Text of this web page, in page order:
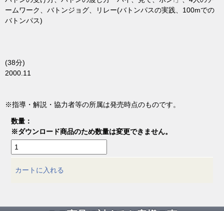
ームワーク、バトンジョグ、リレー(バトンパスの実践、100mでの
バトンパス)
(38分)
2000.11
※指導・解説・協力者等の所属は発売時点のものです。
数量：
※ダウンロード商品のため数量は変更できません。
カートに入れる